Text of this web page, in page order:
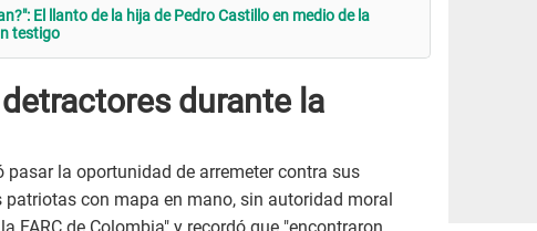
El llanto de la hija de Pedro Castillo en medio de la
testigo
durante la
pasar la oportunidad de arremeter contra sus
con mapa en mano, sin autoridad moral